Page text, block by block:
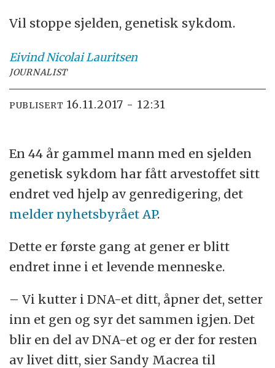
Vil stoppe sjelden, genetisk sykdom.
Eivind NicolaiLauritsen
JOURNALIST
PUBLISERT 16.11.2017 - 12:31
En 44 år gammel mann med en sjelden
genetisk sykdom har fått arvestoffet sitt
endret ved hjelp av genredigering, det
melder nyhetsbyrået AP.
Dette er første gang at gener er blitt
endret inne i et levende menneske.
– Vi kutter i DNA-et ditt, åpner det, setter
inn et gen og syr det sammen igjen. Det
blir en del av DNA-et og er der for resten
av livet ditt, sier Sandy Macrea til